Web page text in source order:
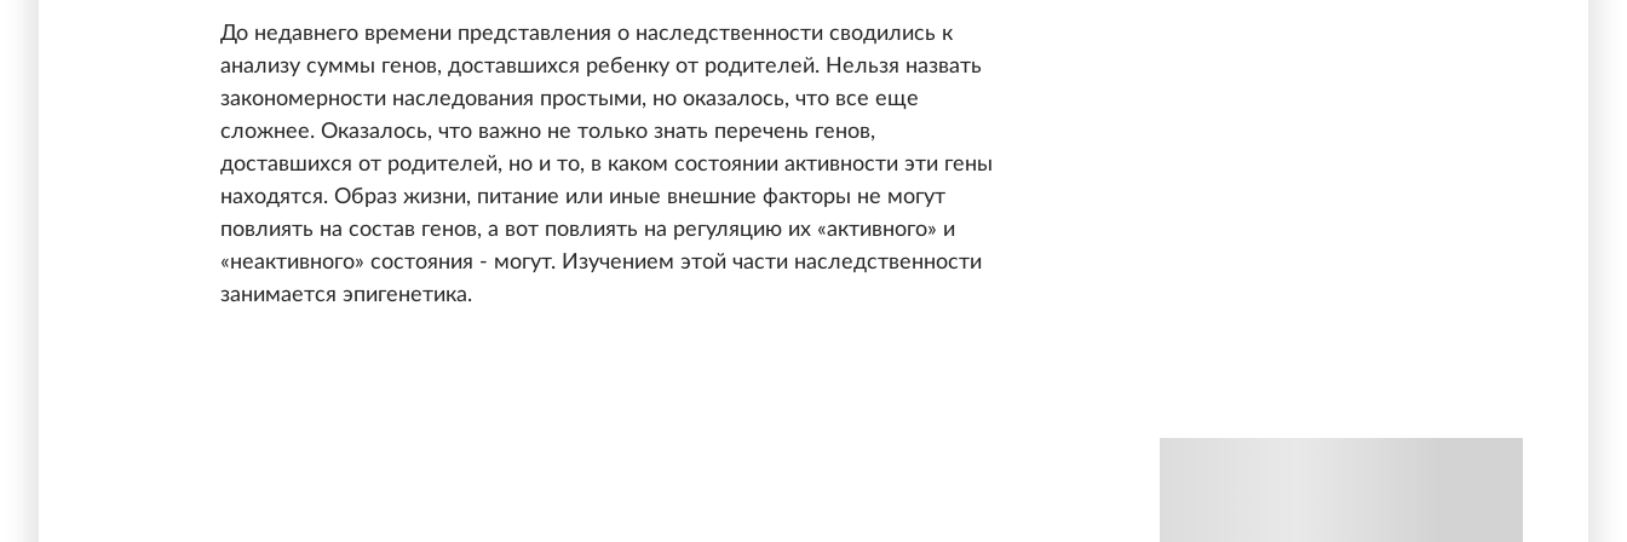
До недавнего времени представления о наследственности сводились к
анализу суммы генов, доставшихся ребенку от родителей. Нельзя назвать
закономерности наследования простыми, но оказалось, что все еще
сложнее. Оказалось, что важно не только знать перечень генов,
доставшихся от родителей, но и то, в каком состоянии активности эти гены
находятся. Образ жизни, питание или иные внешние факторы не могут
повлиять на состав генов, а вот повлиять на регуляцию их «активного» и
«неактивного» состояния - могут. Изучением этой части наследственности
занимается эпигенетика.